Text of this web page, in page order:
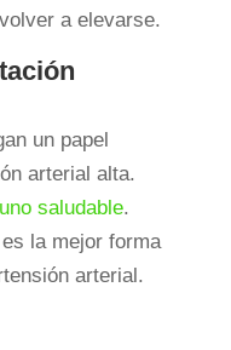
a elevarse.
un papel
arterial alta.
saludable.
la mejor forma
arterial.